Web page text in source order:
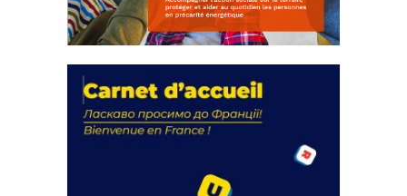
actions
18 septembre 2023
FEUILLETER